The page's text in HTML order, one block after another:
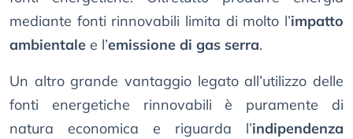
mediante fonti rinnovabili limita di molto l’impatto
ambientale e l’emissione di gas serra.
Un altro grande vantaggio legato all’utilizzo delle
fonti energetiche rinnovabili è puramente di
natura economica e riguarda l’indipendenza